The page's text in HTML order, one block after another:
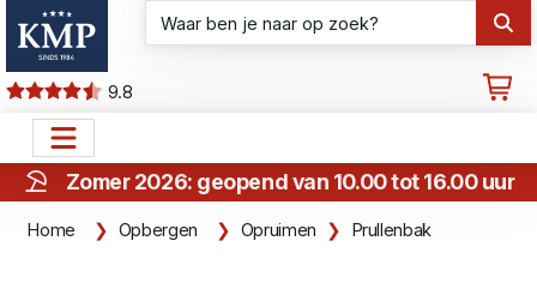
9.8
Zomer 2026: geopend van 10.00 tot 16.00 uur
Home Opbergen Opruimen Prullenbak